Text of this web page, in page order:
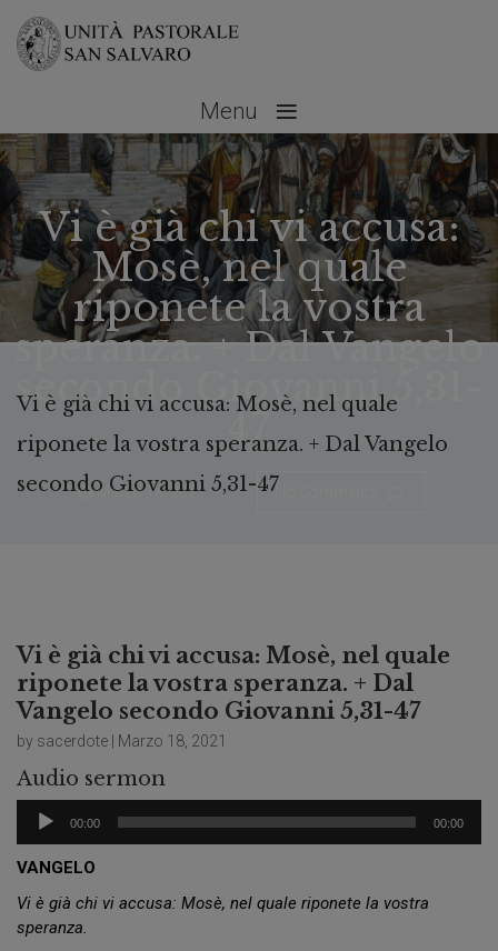
Menu ≡
Vi è già chi vi accusa:
Mosè, nel quale
riponete la vostra
speranza. + Dal Vangelo
secondo Giovanni 5,31-
47
Marzo 18, 2021
Vi è già chi vi accusa: Mosè, nel quale
riponete la vostra speranza. + Dal Vangelo
secondo Giovanni 5,31-47
Vi è già chi vi accusa: Mosè, nel quale
riponete la vostra speranza. + Dal
Vangelo secondo Giovanni 5,31-47
by sacerdote | Marzo 18, 2021
Audio sermon
Audio
Player
00:00 00:00
VANGELO
Vi è già chi vi accusa: Mosè, nel quale riponete la vostra
speranza.